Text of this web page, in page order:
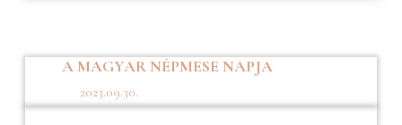
A MAGYAR NÉPMESE NAPJA
2023.09.30.